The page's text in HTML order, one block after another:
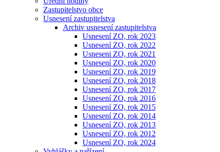
Zastupitelstvo obce
Usnesení zastupitelstva
Archiv usnesení zastupitelstva
Usnesení ZO, rok 2023
Usnesení ZO, rok 2022
Usneseni ZO, rok 2021
Usnesení ZO, rok 2020
Usnesení ZO, rok 2019
Usnesení ZO, rok 2018
Usnesení ZO, rok 2017
Usnesení ZO, rok 2016
Usnesení ZO, rok 2015
Usnesení ZO, rok 2014
Usnesení ZO, rok 2013
Usnesení ZO, rok 2012
Usnesení ZO, rok 2024